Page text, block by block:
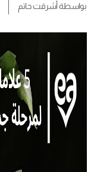
بواسطةأشرقت حاتم